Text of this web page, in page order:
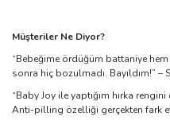
Müşteriler Ne Diyor?
“Bebeğime ördüğüm battaniye
sonra hiç bozulmadı. Bayıldım!” –
“Baby Joy ile yaptığım hırka
Anti-pilling özelliği gerçekten fark